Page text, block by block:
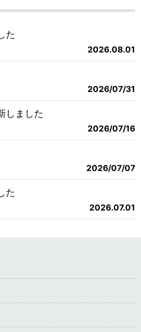
た
2026.08.01
2026/07/31
しました
2026/07/16
2026/07/07
た
2026.07.01